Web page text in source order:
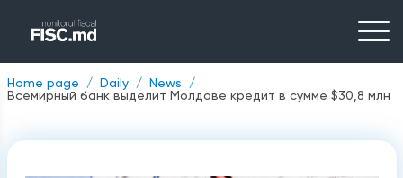
Home page Daily
News
Всемирный банк выделит Молдове кредит в сумме $30,8 млн